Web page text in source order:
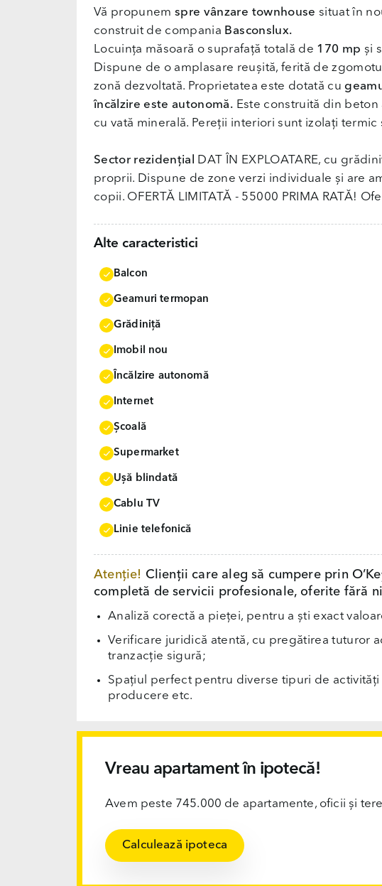
Vă propunemspre vânzare townhouse situat în
construit de compania Basconslux.
Locuința măsoară o suprafață totală de 170 mp și
Dispune de o amplasare reușită, ferită de
zonă dezvoltată. Proprietatea este dotată cu
încălzire este autonomă. Este construită din
cu vată minerală. Pereții interiori sunt izolați termic
Sector rezidențial
DAT ÎN EXPLOATARE, cu
proprii. Dispune de zone verzi individuale și are
copii. OFERTĂ LIMITATĂ - 55000 PRIMA RATĂ!
Alte caracteristici
Balcon
Geamuri termopan
Grădiniţă
Imobil nou
Încălzire autonomă
Internet
Școală
Supermarket
Uşă blindată
Cablu TV
Linie telefonică
Atenție! Clienții care aleg să cumpere prin
completă de servicii profesionale, oferite fără
Analiză corectă a pieței, pentru a ști exact
Verificare juridică atentă, cu pregătirea tuturor
tranzacție sigură;
Spațiul perfect pentru diverse tipuri de activități
producere etc.
Vreau apartament în ipotecă!
Avem peste 745.000 de apartamente, oficii și
Calculează ipoteca